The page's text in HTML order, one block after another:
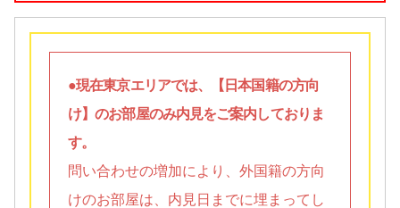
●現在東京エリアでは、【日本国籍の方向
け】のお部屋のみ内見をご案内しておりま
す。
問い合わせの増加により、外国籍の方向
けのお部屋は、内見日までに埋まってし